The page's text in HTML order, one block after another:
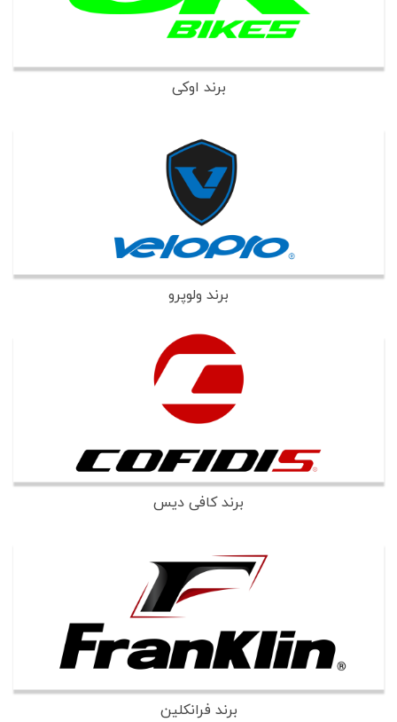
برند اوکی
برند ولوپرو
برند کافی دیس
برند فرانکلین